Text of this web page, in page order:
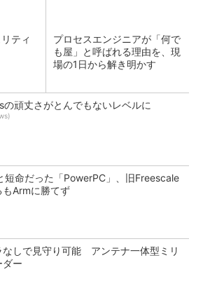
ティ
プロセスエンジニアが「何で
も屋」と呼ばれる理由を、現
場の1日から解き明かす
の頑丈さがとんでもないレベルに
短命だった「PowerPC」、旧Freescale
もArmに勝てず
なしで見守り可能 アンテナ一体型ミリ
ダー